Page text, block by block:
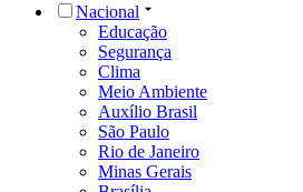
Nacional
Educação
Segurança
Clima
Meio Ambiente
Auxílio Brasil
São Paulo
Rio de Janeiro
Minas Gerais